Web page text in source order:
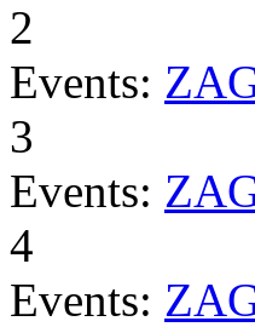
2
Events:
3
Events:
4
Events: